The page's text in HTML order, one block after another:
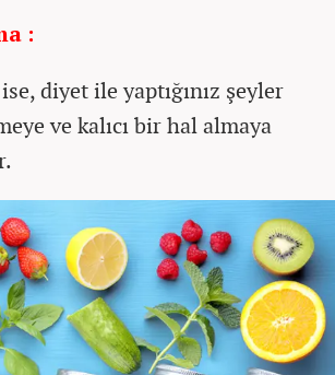
:
diyet ile yaptığınız şeyler
ve kalıcı bir hal almaya